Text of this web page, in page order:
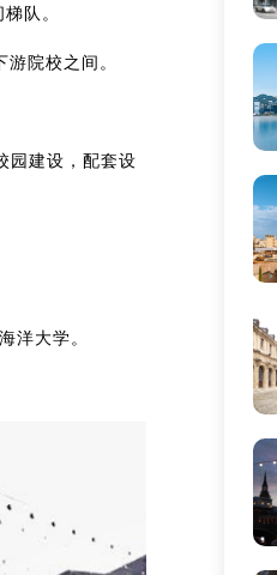
队。
院校之间。‌‌
园建设，配套设
洋大学。